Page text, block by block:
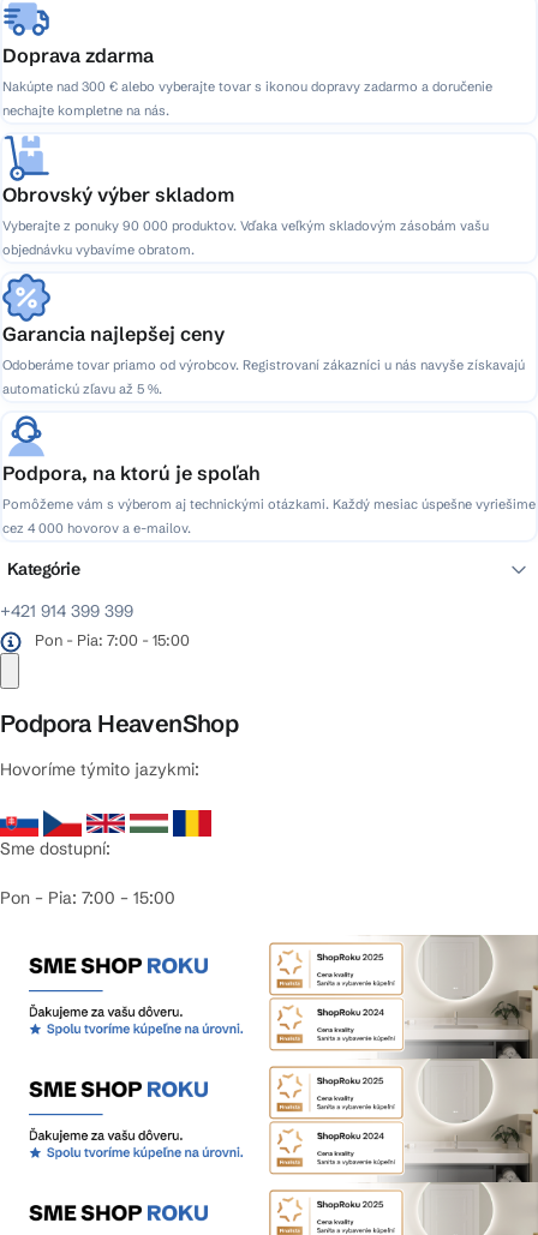
Doprava zdarma
Nakúpte nad 300 € alebo vyberajte tovar s ikonou dopravy zadarmo a doručenie
nechajte kompletne na nás.
Obrovský výber skladom
Vyberajte z ponuky 90 000 produktov. Vďaka veľkým skladovým zásobám vašu
objednávku vybavíme obratom.
Garancia najlepšej ceny
Odoberáme tovar priamo od výrobcov. Registrovaní zákazníci u nás navyše získavajú
automatickú zľavu až 5 %.
Podpora, na ktorú je spoľah
Pomôžeme vám s výberom aj technickými otázkami. Každý mesiac úspešne vyriešime
cez 4 000 hovorov a e-mailov.
+421 914 399 399
Pon - Pia: 7:00 - 15:00
Podpora HeavenShop
Hovoríme týmito jazykmi:
Sme dostupní:
Pon – Pia: 7:00 – 15:00
Kategórie